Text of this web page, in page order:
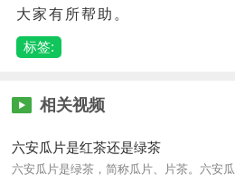
大家有所帮助。
标签:
相关视频
六安瓜片是红茶还是绿茶